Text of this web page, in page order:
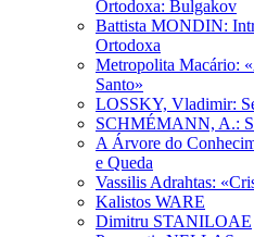
Ortodoxa: Bulgakov
Battista MONDIN:
Ortodoxa
Metropolita Macário:
Santo»
LOSSKY, Vladimir:
SCHMÉMANN, A.:
A Árvore do
e Queda
Vassilis Adrahtas:
Kalistos WARE
Dimitru STANILOAE